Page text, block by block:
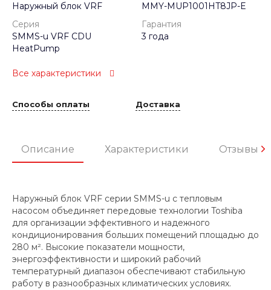
Наружный блок VRF
MMY-MUP1001HT8JP-E
Серия
SMMS-u VRF CDU
HeatPump
Гарантия
3 года
Все характеристики
Способы оплаты Доставка
Описание Характеристики Отзывы
Наружный блок VRF серии SMMS-u с тепловым
насосом объединяет передовые технологии Toshiba
для организации эффективного и надежного
кондиционирования больших помещений площадью до
280 м². Высокие показатели мощности,
энергоэффективности и широкий рабочий
температурный диапазон обеспечивают стабильную
работу в разнообразных климатических условиях.